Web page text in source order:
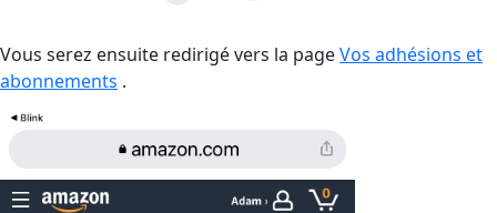
Vous serez ensuite redirigé vers la pageVos adhésions et
abonnements .